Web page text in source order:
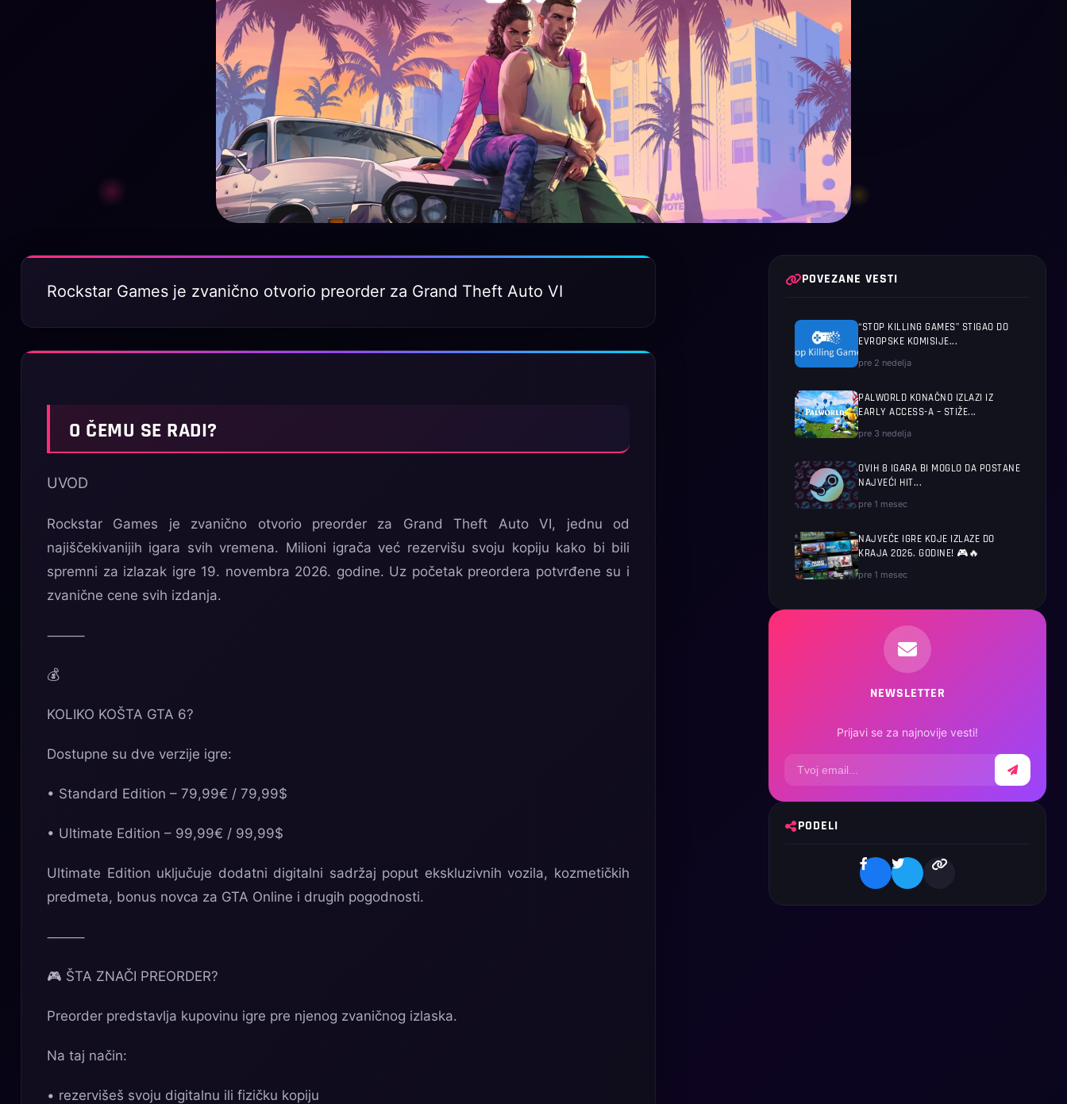
Rockstar Games je zvanično otvorio preorder za Grand Theft Auto VI
O ČEMU SE RADI?
UVOD
Rockstar Games je zvanično otvorio preorder za Grand Theft Auto VI, jednu od
najiščekivanijih igara svih vremena. Milioni igrača već rezervišu svoju kopiju kako bi bili
spremni za izlazak igre 19. novembra 2026. godine. Uz početak preordera potvrđene su i
zvanične cene svih izdanja.
⸻
💰
KOLIKO KOŠTA GTA 6?
Dostupne su dve verzije igre:
• Standard Edition – 79,99€ / 79,99$
• Ultimate Edition – 99,99€ / 99,99$
Ultimate Edition uključuje dodatni digitalni sadržaj poput ekskluzivnih vozila, kozmetičkih
predmeta, bonus novca za GTA Online i drugih pogodnosti.
⸻
🎮 ŠTA ZNAČI PREORDER?
Preorder predstavlja kupovinu igre pre njenog zvaničnog izlaska.
Na taj način:
• rezervišeš svoju digitalnu ili fizičku kopiju
POVEZANE VESTI
“STOP KILLING GAMES” STIGAO DO
EVROPSKE KOMISIJE...
pre 2 nedelja
PALWORLD KONAČNO IZLAZI IZ
EARLY ACCESS-A – STIŽE...
pre 3 nedelja
OVIH 8 IGARA BI MOGLO DA POSTANE
NAJVEĆI HIT...
pre 1 mesec
NAJVEĆE IGRE KOJE IZLAZE DO
KRAJA 2026. GODINE! 🎮🔥
pre 1 mesec
NEWSLETTER
Prijavi se za najnovije vesti!
PODELI